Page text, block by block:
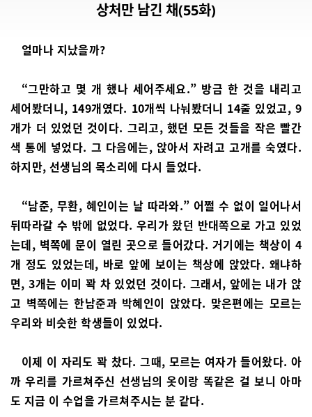
상처만 남긴 채(55화)
얼마나 지났을까?
“그만하고 몇 개 했나 세어주세요.” 방금 한 것을 내리고
세어봤더니, 149개였다. 10개씩 나눠봤더니 14줄 있었고, 9
개가 더 있었던 것이다. 그리고, 했던 모든 것들을 작은 빨간
색 통에 넣었다. 그 다음에는, 앉아서 자려고 고개를 숙였다.
하지만, 선생님의 목소리에 다시 들었다.
“남준, 무환, 혜인이는 날 따라와.” 어쩔 수 없이 일어나서
뒤따라갈 수 밖에 없었다. 우리가 왔던 반대쪽으로 가고 있었
는데, 벽쪽에 문이 열린 곳으로 들어갔다. 거기에는 책상이 4
개 정도 있었는데, 바로 앞에 보이는 책상에 앉았다. 왜냐하
면, 3개는 이미 꽉 차 있었던 것이다. 그래서, 앞에는 내가 앉
고 벽쪽에는 한남준과 박혜인이 앉았다. 맞은편에는 모르는
우리와 비슷한 학생들이 있었다.
이제 이 자리도 꽉 찼다. 그때, 모르는 여자가 들어왔다. 아
까 우리를 가르쳐주신 선생님의 옷이랑 똑같은 걸 보니 아마
도 지금 이 수업을 가르쳐주시는 분 같다.